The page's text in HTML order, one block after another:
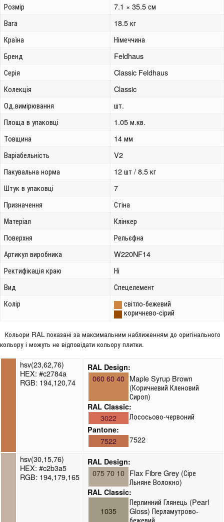
Розмір
7.1 × 35.5 см
Вага
18.5 кг
Країна
Німеччина
Бренд
Feldhaus
Серія
Classic Feldhaus
Колекція
Classic
Од.вимірювання
шт.
Площа в упаковці
1.05 м.кв.
Товщина
14 мм
Варіабельність
V2
Пакувальна норма
12 шт / 8.5 кг
Штук в упаковці
7
Призначення
Стіна
Матеріал
Клінкер
Поверхня
Рельєфна
Артикул виробника
W220NF14
Ректифікація краю
Ні
Вид
Спецелемент
Колір
світло-бежевий
коричнево-сірий
Кольори RAL показані за максимальним наближенням до оригінального
кольору і можуть не відповідати кольору плитки.
hsv(23,62,76)
HEX: #c2784a
RGB: 194,120,74
RAL Design:
060 60 40 Maple Syrup Brown
(Коричневий Кленовий
Сироп)
RAL Classic:
3022 Лососьово-червоний
Pantone:
7522
7522
hsv(30,15,76)
HEX: #c2b3a5
RGB: 194,179,165
RAL Design:
075 70 10 Flax Fibre Grey (Сіре
Льняне Волокно)
RAL Classic:
1035
Перлинний Глянець (Pearl
Gloss) Перламутрово-
бежевий